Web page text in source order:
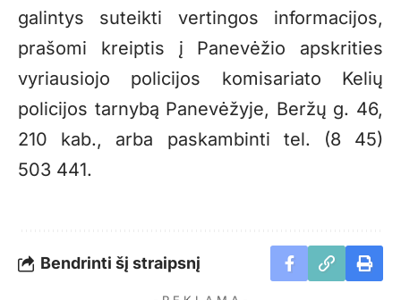
galintys suteikti vertingos informacijos,
prašomi kreiptis į Panevėžio apskrities
vyriausiojo policijos komisariato Kelių
policijos tarnybą Panevėžyje, Beržų g. 46,
210 kab., arba paskambinti tel. (8 45)
503 441.
Bendrinti šį straipsnį